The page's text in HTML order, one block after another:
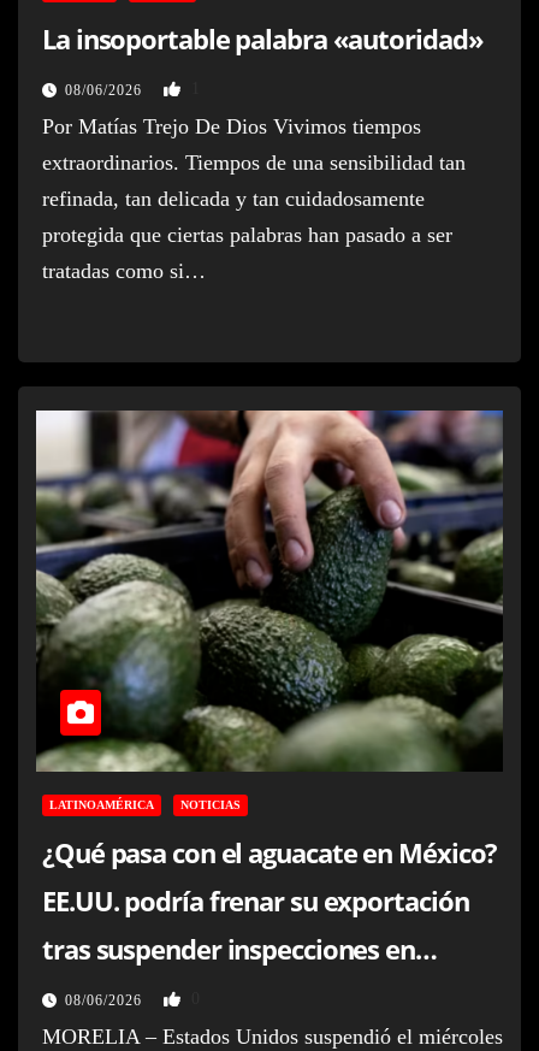
La insoportable palabra «autoridad»
08/06/2026
Por Matías Trejo De Dios Vivimos tiempos
extraordinarios. Tiempos de una sensibilidad tan
refinada, tan delicada y tan cuidadosamente
protegida que ciertas palabras han pasado a ser
tratadas como si…
LATINOAMÉRICA NOTICIAS
¿Qué pasa con el aguacate en México?
EE.UU. podría frenar su exportación
tras suspender inspecciones en
Michoacán
08/06/2026
MORELIA – Estados Unidos suspendió el miércoles